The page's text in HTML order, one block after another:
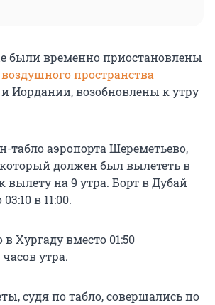
были временно приостановлены
пространства
Иордании, возобновлены к утру
табло аэропорта Шереметьево,
должен был вылететь в
к вылету на 9 утра. Борт в Дубай
в 11:00.
Хургаду вместо 01:50
утра.
судя по табло, совершались по